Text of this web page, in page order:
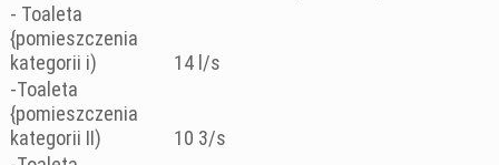
- Toaleta
{pomieszczenia
kategorii i)
14 l/s
-Toaleta
{pomieszczenia
kategorii II)
10 3/s